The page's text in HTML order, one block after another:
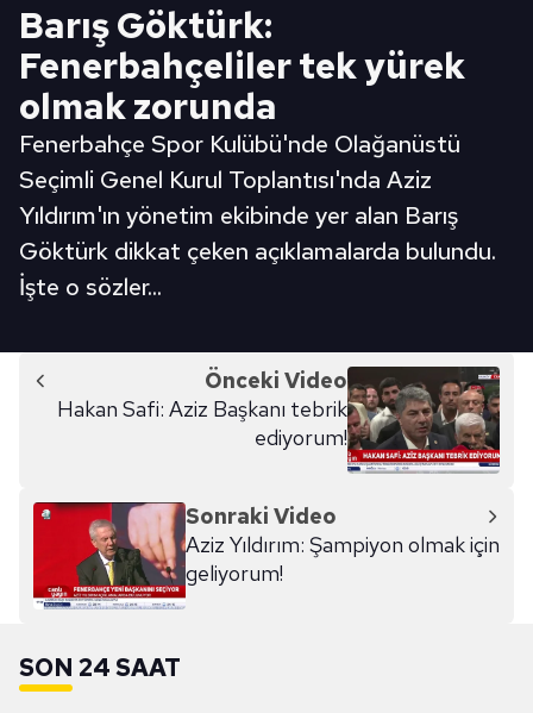
Barış Göktürk:
Fenerbahçeliler tek yürek
olmak zorunda
Fenerbahçe Spor Kulübü'nde Olağanüstü
Seçimli Genel Kurul Toplantısı'nda Aziz
Yıldırım'ın yönetim ekibinde yer alan Barış
Göktürk dikkat çeken açıklamalarda bulundu.
İşte o sözler...
Önceki Video
Hakan Safi: Aziz Başkanı tebrik
ediyorum!
Sonraki Video
Aziz Yıldırım: Şampiyon olmak için
geliyorum!
SON 24 SAAT